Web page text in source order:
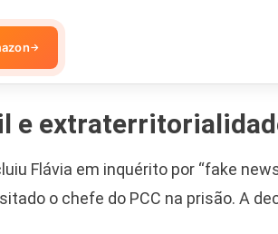
→
e
Flávia em inquérito por “fake
o chefe do PCC na prisão. A